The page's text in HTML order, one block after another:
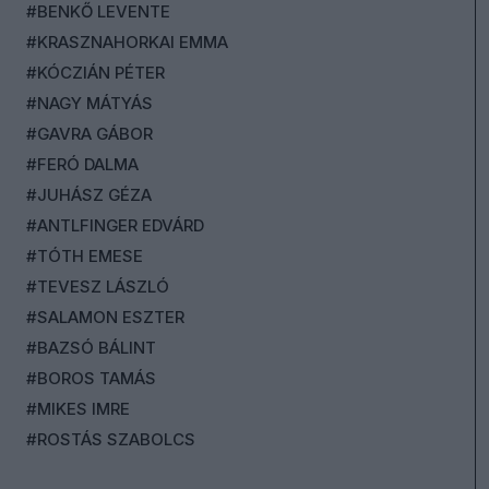
#BENKŐ LEVENTE
#KRASZNAHORKAI EMMA
#KÓCZIÁN PÉTER
#NAGY MÁTYÁS
#GAVRA GÁBOR
#FERÓ DALMA
#JUHÁSZ GÉZA
#ANTLFINGER EDVÁRD
#TÓTH EMESE
#TEVESZ LÁSZLÓ
#SALAMON ESZTER
#BAZSÓ BÁLINT
#BOROS TAMÁS
#MIKES IMRE
#ROSTÁS SZABOLCS